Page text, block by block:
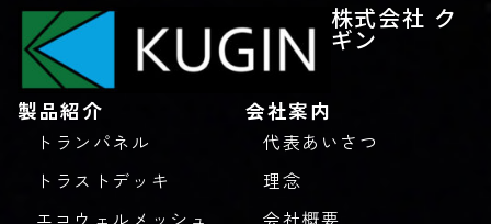
株式会社 ク
ギン
製品紹介
トランパネル
トラストデッキ
会社案内
代表あいさつ
理念